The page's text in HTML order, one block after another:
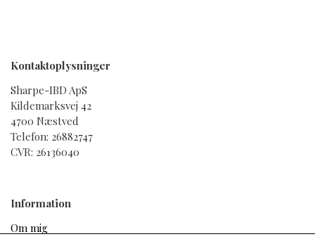
Sådan bruger du produktet
Tag indholdet af en (1) pose dagligt med 250 ml væske
sammen med et måltid.
Ingredienser
Kontaktoplysninger
Sharpe-IBD ApS
Kildemarksvej 42
4700 Næstved
Telefon: 26882747
CVR: 26136040
Information
Om mig